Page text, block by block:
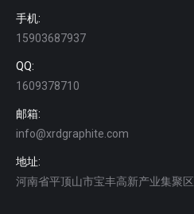
手机:
15903687937
QQ:
1609378710
邮箱:
info@xrdgraphite.com
地址:
河南省平顶山市宝丰高新产业集聚区